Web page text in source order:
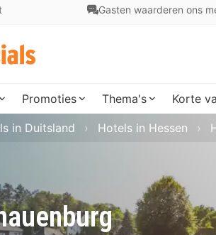
Gasten waarderen ons
Promoties Thema's Korte
in Duitsland Hotels in Hessen